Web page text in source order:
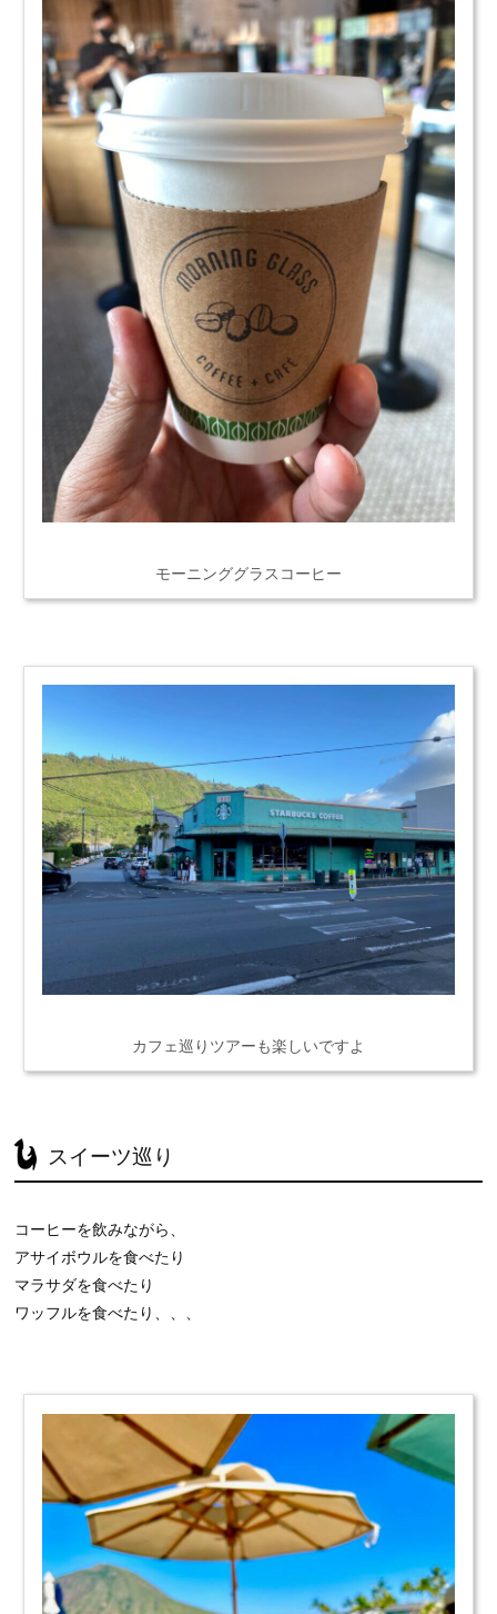
モーニンググラスコーヒー
カフェ巡りツアーも楽しいですよ
スイーツ巡り
コーヒーを飲みながら、
アサイボウルを食べたり
マラサダを食べたり
ワッフルを食べたり、、、